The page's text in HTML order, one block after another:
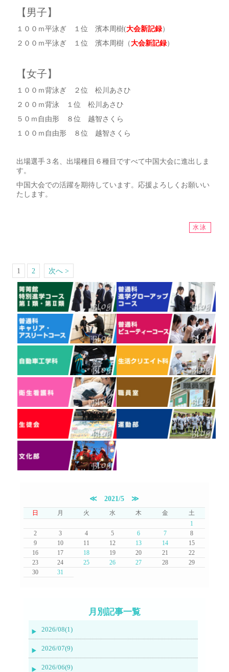
【男子】
１００ｍ平泳ぎ １位 濱本周樹(大会新記録）
２００ｍ平泳ぎ １位 濱本周樹（大会新記録）
【女子】
１００ｍ背泳ぎ ２位 松川あさひ
２００ｍ背泳 １位 松川あさひ
５０ｍ自由形 ８位 越智さくら
１００ｍ自由形 ８位 越智さくら
出場選手３名、出場種目６種目ですべて中国大会に進出しま
す。
中国大会での活躍を期待しています。応援よろしくお願いい
たします。
水泳
1 2 次へ >
≪2021/5 ≫
日 月 火 水 木 金
土
1
2
3 4 5 6 7
8
9
10 11 12 13 14
15
16
17 18 19 20 21
22
23
24 25 26 27 28
29
30
31
月別記事一覧
2026/08(1)
2026/07(9)
2026/06(9)